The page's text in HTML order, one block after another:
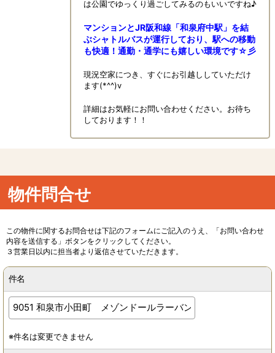
は公園でゆっくり過ごしてみるのもいいですね♪
マンションとJR阪和線「和泉府中駅」を結
ぶシャトルバスが運行しており、駅への移動
も快適！通勤・通学にも嬉しい環境です☆彡
現況空家につき、すぐにお引越ししていただけ
ます(*^^)v
詳細はお気軽にお問い合わせください。お待ち
しております！！
物件問合せ
この物件に関するお問合せは下記のフォームにご記入のうえ、「お問い合わせ
内容を送信する」ボタンをクリックしてください。
３営業日以内に担当者より返信させていただきます。
件名
※件名は変更できません